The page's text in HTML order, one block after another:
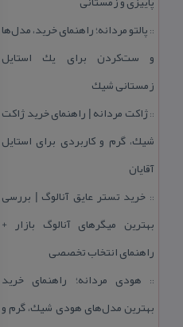
:: پالتو مردانه؛ راهنمای خرید، مدل‌ها
و ست‌كردن برای یك استایل
زمستانی شیك
::ژاكت مردانه | راهنمای خرید ژاكت
شیك، گرم و كاربردی برای استایل
آقایان
:: خرید تستر عایق آنالوگ | بررسی
بهترین میگرهای آنالوگ بازار +
راهنمای انتخاب تخصصی
:: هودی مردانه؛ راهنمای خرید
بهترین مدل‌های هودی شیك، گرم و